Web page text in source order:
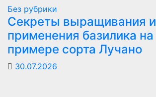
Без рубрики
Секреты выращивания и
применения базилика на
примере сорта Лучано
30.07.2026